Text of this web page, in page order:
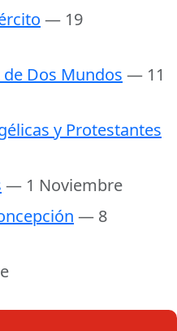
— 19
Dos Mundos — 11
y Protestantes
— 1 Noviembre
— 8